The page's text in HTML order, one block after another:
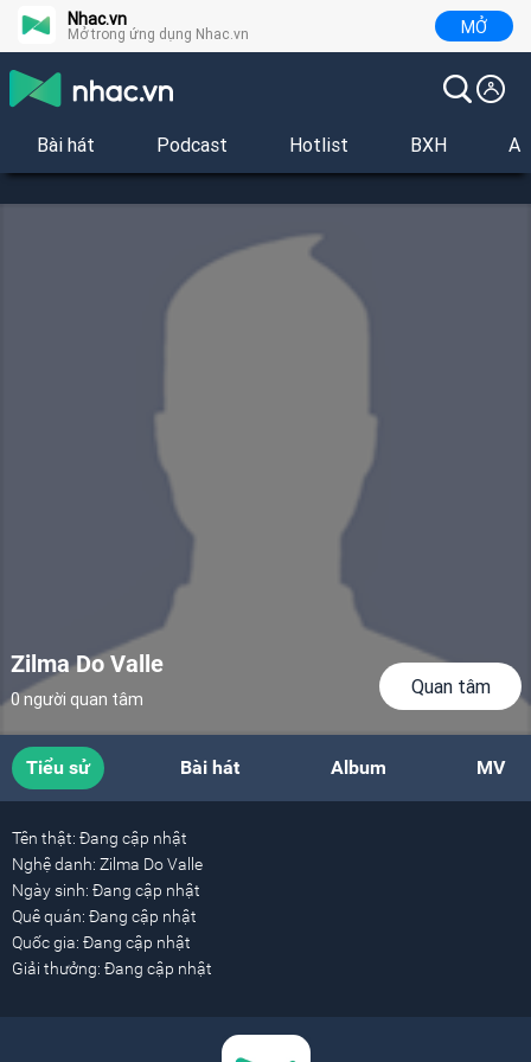
Nhac.vn
Mở trong ứng dụng Nhac.vn MỞ
Bài hát Podcast Hotlist BXH
Zilma Do Valle
0 người quan tâm
Quan tâm
Tiểu sử Bài hát Album MV
Tên thật: Đang cập nhật
Nghệ danh: Zilma Do Valle
Ngày sinh: Đang cập nhật
Quê quán: Đang cập nhật
Quốc gia: Đang cập nhật
Giải thưởng: Đang cập nhật